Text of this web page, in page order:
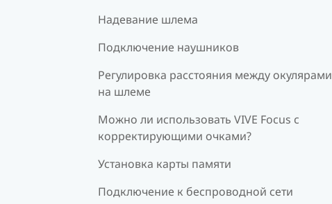
Надевание шлема
Подключение наушников
Регулировка расстояния между окулярами
на шлеме
Можно ли использовать VIVE Focus c
корректирующими очками?
Установка карты памяти
Подключение к беспроводной сети